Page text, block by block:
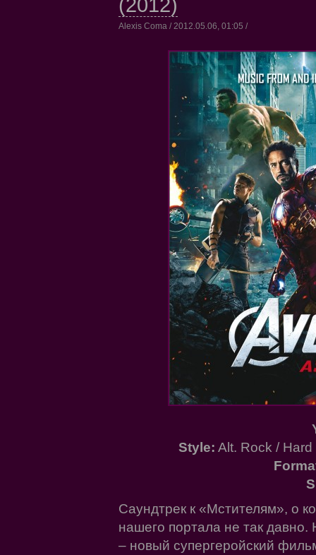
(2012)
Alexis Coma / 2012.05.06, 01:05 /
Style: Alt. Rock /
Саундтрек к «Мстителям», о
нашего портала не так
– новый супергеройский